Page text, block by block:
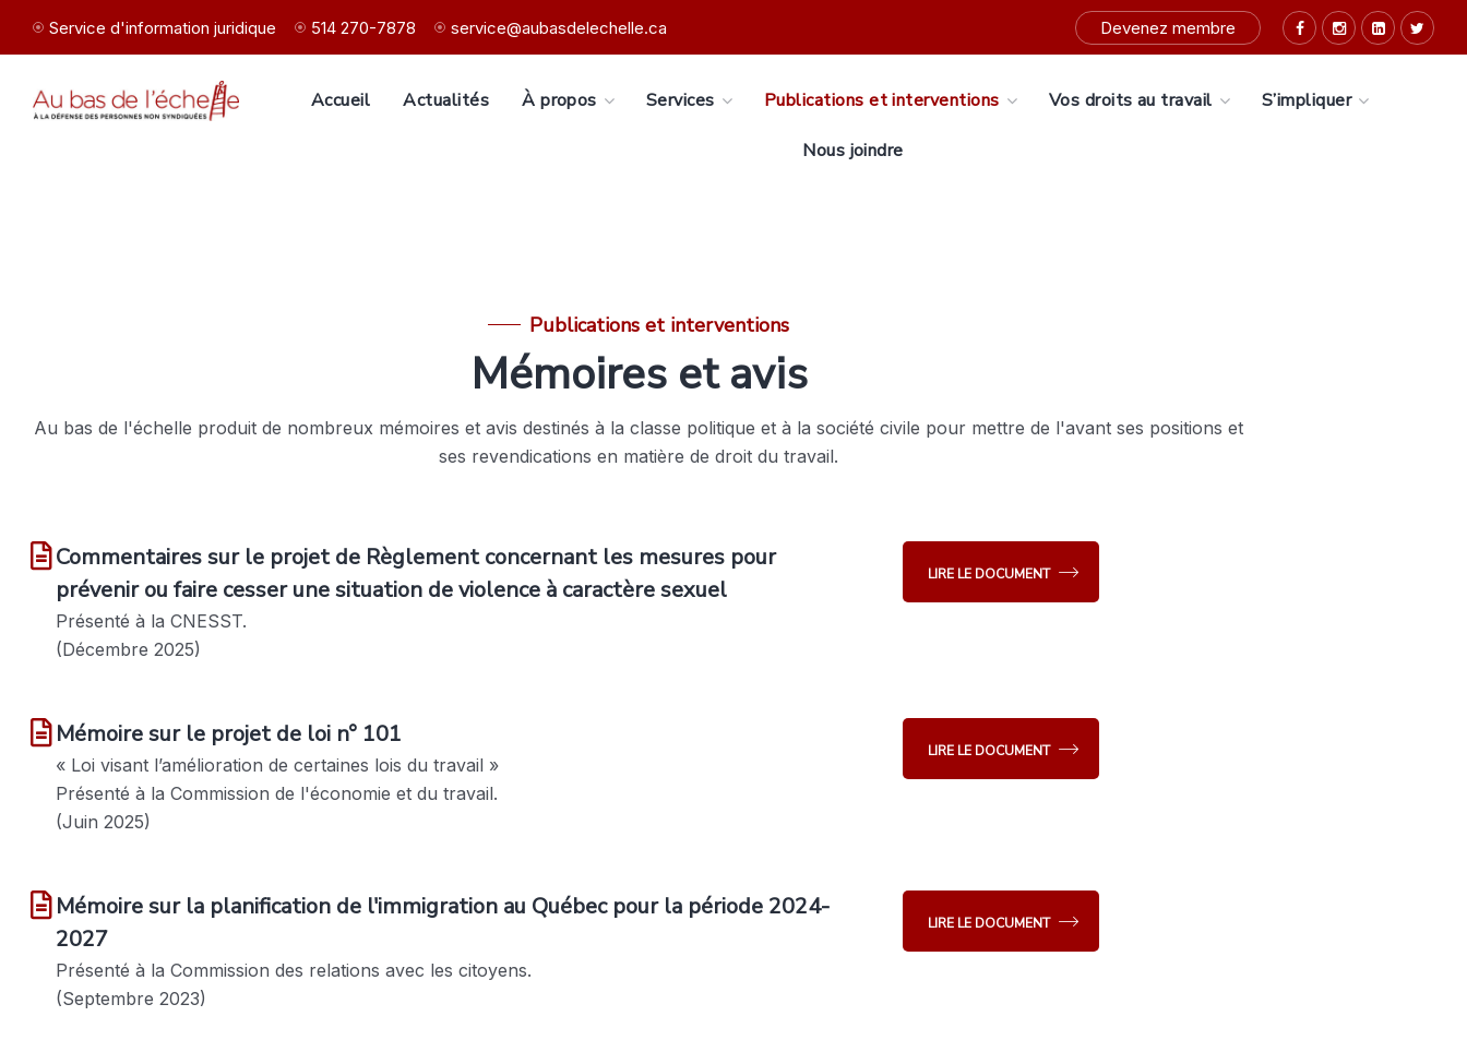
Service d'information juridique 514 270-7878 service@aubasdelechelle.ca Devenez membre
Accueil Actualités À propos Services Publications et interventions Vos droits au travail S’impliquer
Nous joindre
Publications et interventions
Mémoires et avis
Au bas de l'échelle produit de nombreux mémoires et avis destinés à la classe politique et à la société civile pour mettre de l'avant ses positions et
ses revendications en matière de droit du travail.
Commentaires sur le projet de Règlement concernant les mesures pour
prévenir ou faire cesser une situation de violence à caractère sexuel
Présenté à la CNESST.
(Décembre 2025)
LIRE LE DOCUMENT
Mémoire sur le projet de loi n° 101
« Loi visant l’amélioration de certaines lois du travail »
Présenté à la Commission de l'économie et du travail.
(Juin 2025)
LIRE LE DOCUMENT
Mémoire sur la planification de l'immigration au Québec pour la période 2024-
2027
Présenté à la Commission des relations avec les citoyens.
(Septembre 2023)
LIRE LE DOCUMENT